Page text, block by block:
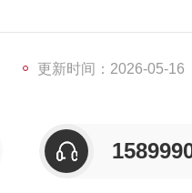
更新时间：2026-05-16